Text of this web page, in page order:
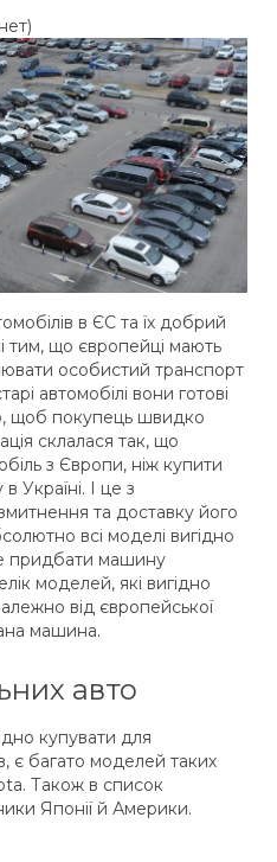
в ЄС та їх добрий
тим, що європейці мають
особистий транспорт
автомобілі вони готові
щоб покупець швидко
склалася так, що
з Європи, ніж купити
Україні. І це з
та доставку його
всі моделі вигідно
придбати машину
моделей, які вигідно
від європейської
машина.
авто
купувати для
є багато моделей таких
Також в список
Японії й Америки.